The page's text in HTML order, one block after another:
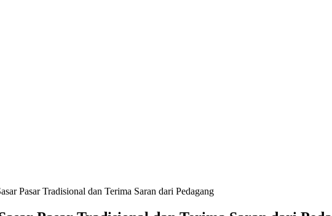
Pasar Tradisional dan Terima Saran dari Pedagang